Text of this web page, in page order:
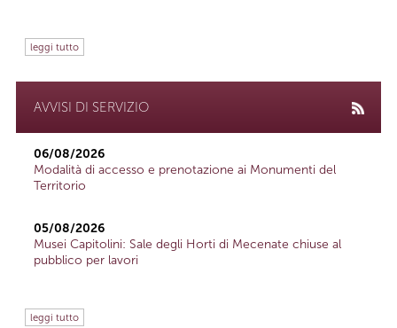
leggi tutto
AVVISI DI SERVIZIO
06/08/2026
Modalità di accesso e prenotazione ai Monumenti del
Territorio
05/08/2026
Musei Capitolini: Sale degli Horti di Mecenate chiuse al
pubblico per lavori
leggi tutto